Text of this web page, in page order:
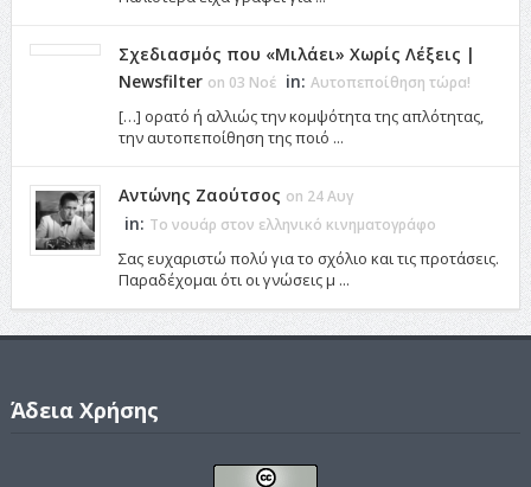
Σχεδιασμός που «Μιλάει» Χωρίς Λέξεις |
Newsfilter on 03 Νοέ in: Αυτοπεποίθηση τώρα!
[…] ορατό ή αλλιώς την κομψότητα της απλότητας,
την αυτοπεποίθηση της ποιό ...
Αντώνης Ζαούτσος on 24 Αυγ
in: Το νουάρ στον ελληνικό κινηματογράφο
Σας ευχαριστώ πολύ για το σχόλιο και τις προτάσεις.
Παραδέχομαι ότι οι γνώσεις μ ...
Άδεια Χρήσης